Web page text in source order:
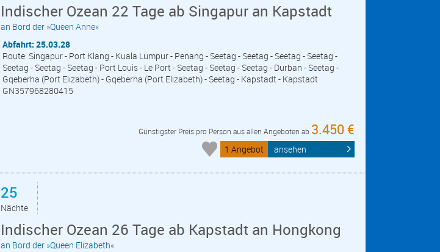
Indischer Ozean 22 Tage ab Singapur an Kapstadt
an Bord der »Queen Anne«
Abfahrt: 25.03.28
Route: Singapur - Port Klang - Kuala Lumpur - Penang - Seetag - Seetag - Seetag - Seetag -
Seetag - Seetag - Seetag - Port Louis - Le Port - Seetag - Seetag - Seetag - Durban - Seetag -
Gqeberha (Port Elizabeth) - Gqeberha (Port Elizabeth) - Seetag - Kapstadt - Kapstadt
GN357968280415
Günstigster Preis pro Person aus allen Angeboten ab 3.450 €
1 Angebot ansehen
25
Nächte
Indischer Ozean 26 Tage ab Kapstadt an Hongkong
an Bord der »Queen Elizabeth«